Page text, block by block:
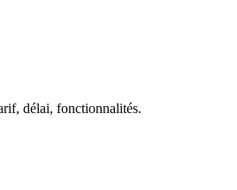
délai, fonctionnalités.